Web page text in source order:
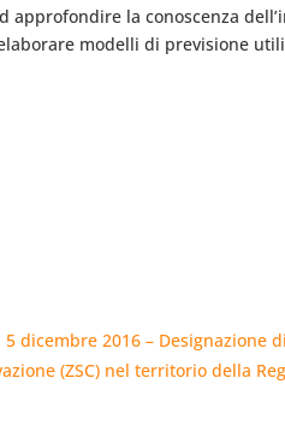
approfondire la conoscenza
modelli di previsione
5 dicembre 2016 – Designazione
(ZSC) nel territorio della